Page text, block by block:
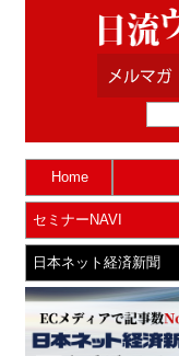
Home
セミナーNAVI
日本ネット経済新聞